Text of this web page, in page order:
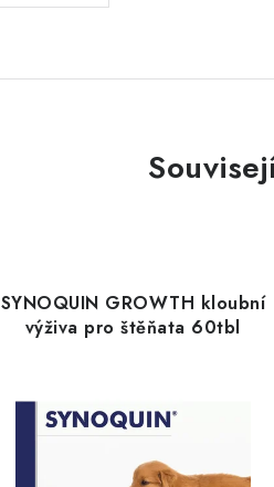
SYNOQUIN GROWTH kloubní
výživa pro štěňata 60tbl